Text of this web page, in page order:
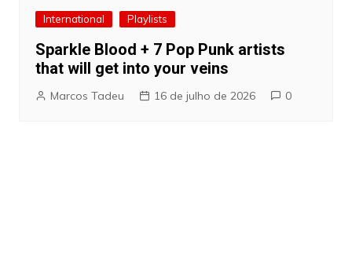
International Playlists
Sparkle Blood + 7 Pop Punk artists
that will get into your veins
Marcos Tadeu 16 de julho de 2026 0